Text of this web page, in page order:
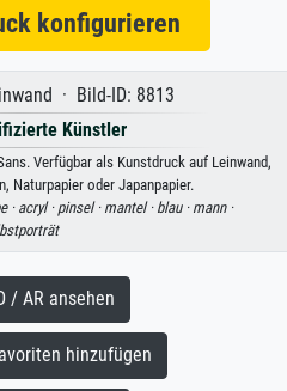
konfigurieren
· Bild-ID: 8813
Künstler
Verfügbar als Kunstdruck auf Leinwand,
Naturpapier oder Japanpapier.
· acryl · pinsel · mantel · blau · mann ·
/ AR ansehen
hinzufügen